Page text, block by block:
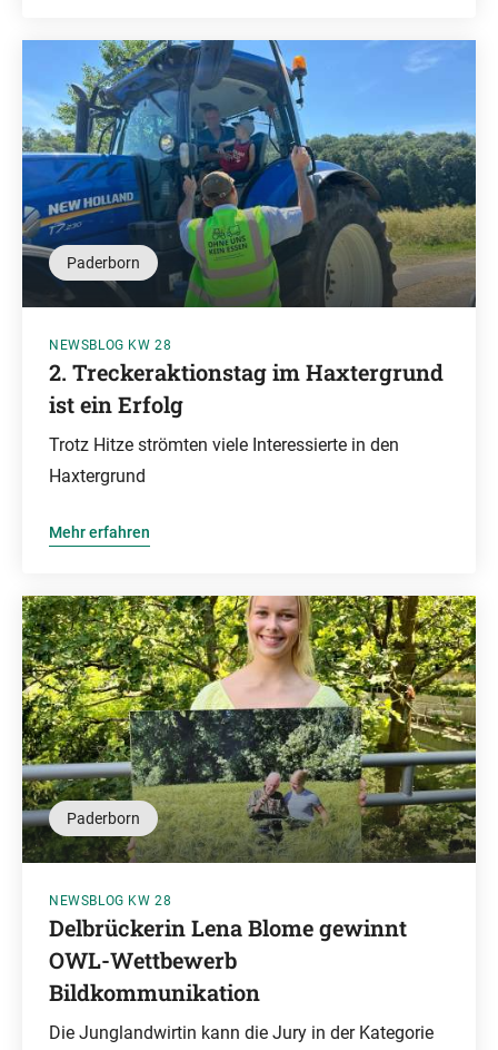
Paderborn
NEWSBLOG KW 28
2. Treckeraktionstag im Haxtergrund
ist ein Erfolg
Trotz Hitze strömten viele Interessierte in den
Haxtergrund
Mehr erfahren
Paderborn
NEWSBLOG KW 28
Delbrückerin Lena Blome gewinnt
OWL-Wettbewerb
Bildkommunikation
Die Junglandwirtin kann die Jury in der Kategorie